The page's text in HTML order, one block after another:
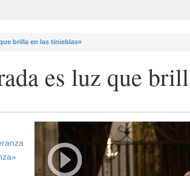
brilla en las tinieblas»
es luz que